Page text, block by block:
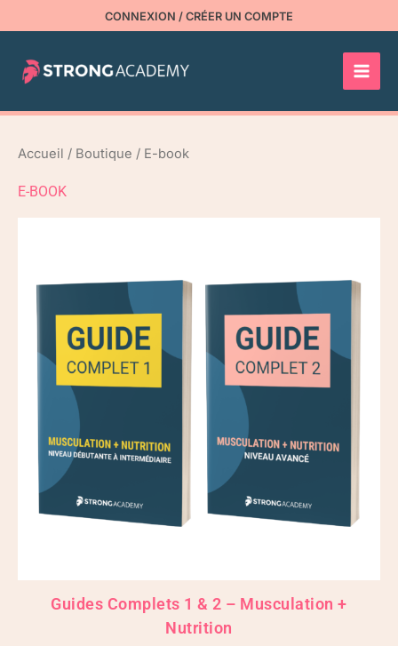
au
contenu
CONNEXION / CRÉER UN COMPTE
Accueil / Boutique / E-book
E-BOOK
Guides Complets 1 & 2 – Musculation +
Nutrition
98,00 €.39,00 €.